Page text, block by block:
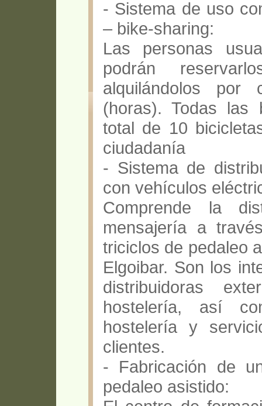
- Sistema de uso
– bike-sharing:
Las personas
podrán
alquilándolos por
(horas). Todas las
total de 10
ciudadanía
- Sistema de
con vehículos
Comprende la
mensajería a
triciclos de pedaleo
Elgoibar. Son los
distribuidoras
hostelería, así
hostelería y
clientes.
- Fabricación de
pedaleo asistido: